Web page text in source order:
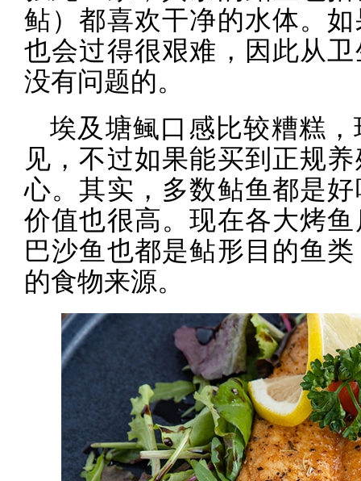
鲇）都喜欢干净的水体。
也会过得很艰难，因此从
没有问题的。
埃及塘鲺口感比较糟糕
见，不过如果能买到正规
心。其实，多数鲇鱼都是
价值也很高。现在各大烤
巴沙鱼也都是鲇形目的鱼
的食物来源。